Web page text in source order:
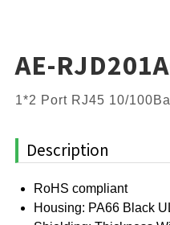
AE-
1*2 Port RJ45 10/
Description
RoHS compliant
Housing: PA66 Black